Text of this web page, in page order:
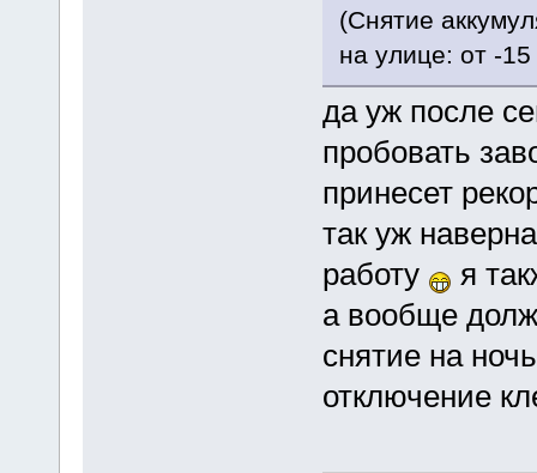
(Снятие
на улице: от -
да уж после
пробовать
принесет
так уж
работу
я
а вообще
снятие на
отключение